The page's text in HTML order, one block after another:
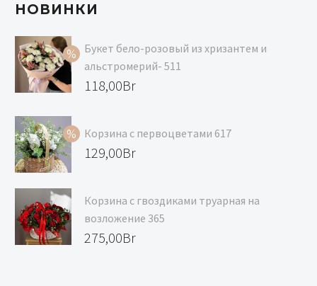
НОВИНКИ
Букет бело-розовый из хризантем и
альстромерий- 511
Первоначальная
составляла
129,00Br.
118,00Br
цена:
118,00Br.
Корзина с первоцветами 617
Первоначальная
составляла
139,00Br.
129,00Br
цена:
129,00Br.
Корзина с гвоздиками труарная на
возложение 365
275,00Br